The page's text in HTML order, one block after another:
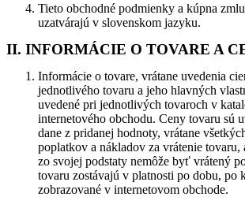
Tieto obchodné podmienky a kúpna
uzatvárajú v slovenskom jazyku.
II. INFORMÁCIE O TOVARE A
Informácie o tovare, vrátane uvedenia
jednotlivého tovaru a jeho hlavných
uvedené pri jednotlivých tovaroch v
internetového obchodu. Ceny tovaru sú
dane z pridanej hodnoty, vrátane
poplatkov a nákladov za vrátenie tovaru,
zo svojej podstaty nemôže byť vrátený
tovaru zostávajú v platnosti po dobu, po
zobrazované v internetovom obchode.